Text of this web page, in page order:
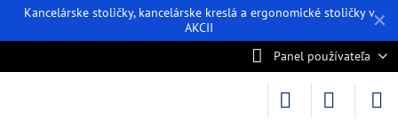
✕
Kancelárske stoličky, kancelárske kreslá a ergonomické stoličky v
AKCII
Panel používateľa